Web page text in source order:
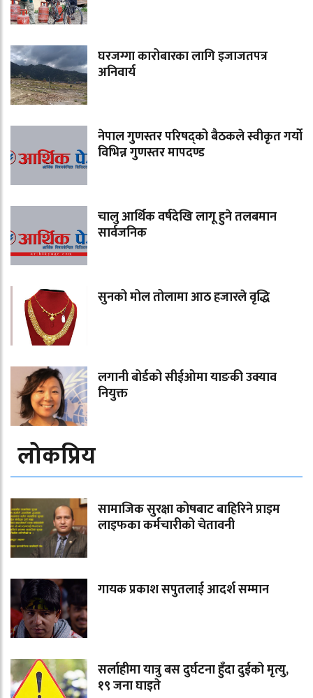
घरजग्गा कारोबारका लागि इजाजतपत्र
अनिवार्य
नेपाल गुणस्तर परिषद्को बैठकले स्वीकृत गर्यो
विभिन्न गुणस्तर मापदण्ड
चालु आर्थिक वर्षदेखि लागू हुने तलबमान
सार्वजनिक
सुनको मोल तोलामा आठ हजारले वृद्धि
लगानी बोर्डको सीईओमा याङकी उक्याव
नियुक्त
लोकप्रिय
सामाजिक सुरक्षा कोषबाट बाहिरिने प्राइम
लाइफका कर्मचारीको चेतावनी
गायक प्रकाश सपुतलाई आदर्श सम्मान
सर्लाहीमा यात्रु बस दुर्घटना हुँदा दुईको मृत्यु,
१९ जना घाइते